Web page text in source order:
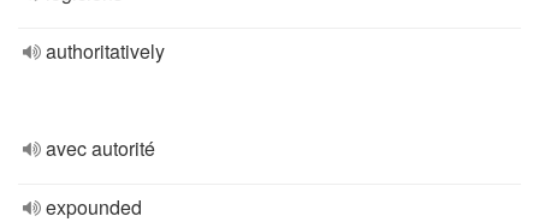
authoritatively
avec autorité
expounded